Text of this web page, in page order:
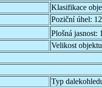
Klasifikace
Poziční úhel:
Plošná jasnost:
Velikost
Typ